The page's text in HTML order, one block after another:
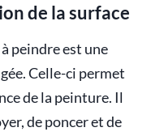
de la surface
peindre est une
Celle-ci permet
de la peinture. Il
de poncer et de